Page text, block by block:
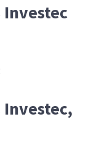
Investec
Investec,